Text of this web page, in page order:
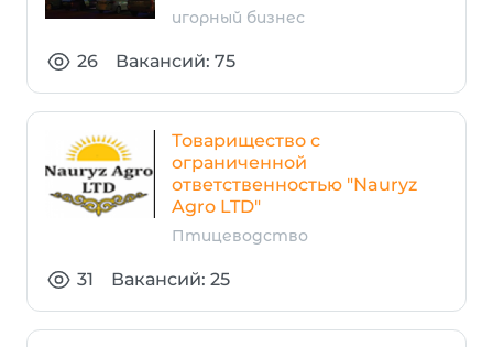
игорный бизнес
26 Вакансий: 75
Товарищество с
ограниченной
ответственностью "Nauryz
Agro LTD"
Птицеводство
31 Вакансий: 25